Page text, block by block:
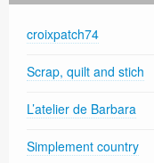
croixpatch74
Scrap, quilt and stich
L’atelier de Barbara
Simplement country